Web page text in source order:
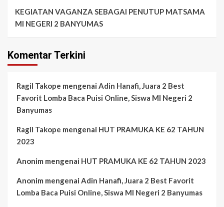
KEGIATAN VAGANZA SEBAGAI PENUTUP MATSAMA
MI NEGERI 2 BANYUMAS
Komentar Terkini
Ragil Takope mengenai Adin Hanafi, Juara 2 Best
Favorit Lomba Baca Puisi Online, Siswa MI Negeri 2
Banyumas
Ragil Takope mengenai HUT PRAMUKA KE 62 TAHUN
2023
Anonim mengenai HUT PRAMUKA KE 62 TAHUN 2023
Anonim mengenai Adin Hanafi, Juara 2 Best Favorit
Lomba Baca Puisi Online, Siswa MI Negeri 2 Banyumas